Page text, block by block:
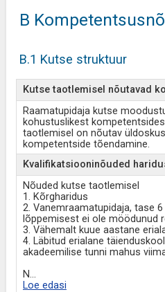
B
B.1 Kutse struktuur
Kutse taotlemisel nõutavad
Raamatupidaja kutse
kohustuslikest
taotlemisel on nõutav
kompetentside tõendamine.
Kvalifikatsiooninõuded
Nõuded kutse taotlemisel
1. Kõrgharidus
2. Vanemraamatupidaja, tase
lõppemisest ei ole möödunud
3. Vähemalt kuue aastane
4. Läbitud erialane
akadeemilise tunni mahus
N...
Loe edasi